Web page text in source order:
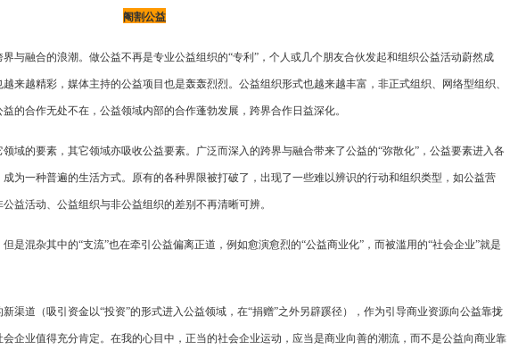
阉割公益
与融合的浪潮。做公益不再是专业公益组织的“专利”，个人或几个朋友合伙发起和组织公益活动蔚然成
来越精彩，媒体主持的公益项目也是轰轰烈烈。公益组织形式也越来越丰富，非正式组织、网络型组织、
的合作无处不在，公益领域内部的合作蓬勃发展，跨界合作日益深化。
域的要素，其它领域亦吸收公益要素。广泛而深入的跨界与融合带来了公益的“弥散化”，公益要素进入各
为一种普遍的生活方式。原有的各种界限被打破了，出现了一些难以辨识的行动和组织类型，如公益营
益活动、公益组织与非公益组织的差别不再清晰可辨。
是混杂其中的“支流”也在牵引公益偏离正道，例如愈演愈烈的“公益商业化”，而被滥用的“社会企业”就是
渠道（吸引资金以“投资”的形式进入公益领域，在“捐赠”之外另辟蹊径），作为引导商业资源向公益靠拢
企业值得充分肯定。在我的心目中，正当的社会企业运动，应当是商业向善的潮流，而不是公益向商业靠